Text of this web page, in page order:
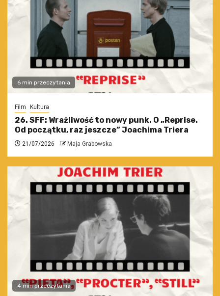
6 min przeczytania
Film Kultura
26. SFF: Wrażliwość to nowy punk. O „Reprise.
Od początku, raz jeszcze” Joachima Triera
21/07/2026 Maja Grabowska
4 min przeczytania